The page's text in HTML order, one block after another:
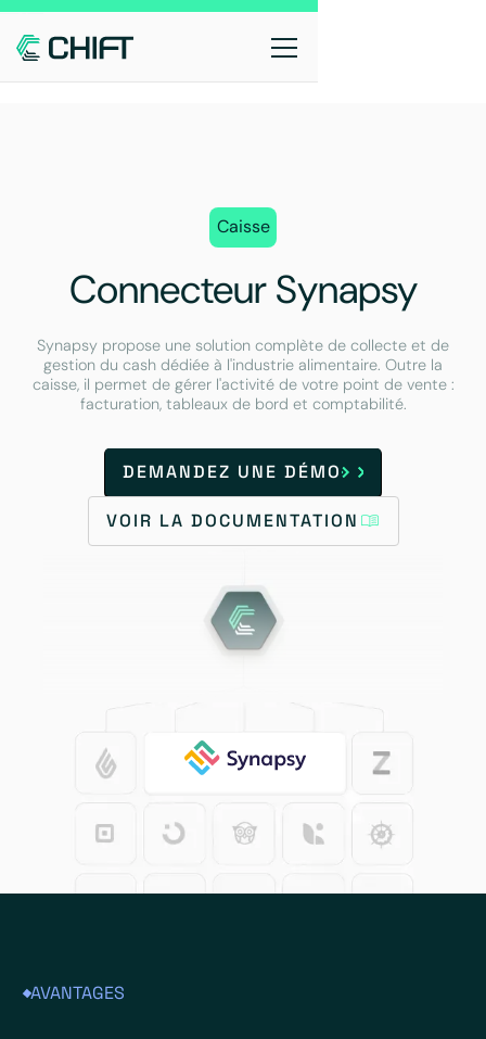
Caisse
Connecteur Synapsy
Synapsy propose une solution complète de collecte et de
gestion du cash dédiée à l'industrie alimentaire. Outre la
caisse, il permet de gérer l'activité de votre point de vente :
facturation, tableaux de bord et comptabilité.
DEMANDEZ UNE DÉMO
VOIR LA DOCUMENTATION
AVANTAGES